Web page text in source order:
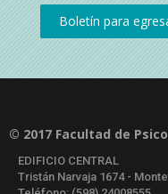
© 2017 Facultad de
EDIFICIO CENTRAL
Tristán Narvaja 1674 -